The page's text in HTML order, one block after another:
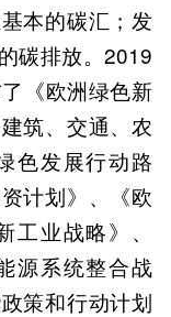
本的碳汇；发
碳排放。2019
《欧洲绿色新
筑、交通、农
色发展行动路
计划》、《欧
业战略》、
源系统整合战
策和行动计划